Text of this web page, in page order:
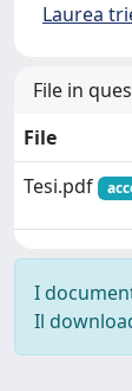
Laurea
File in
File
Tesi.pdf
I
Il